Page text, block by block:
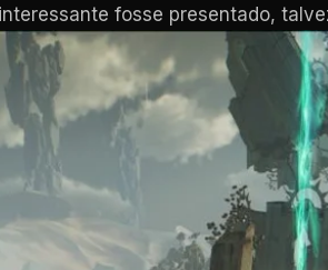
fosse presentado,